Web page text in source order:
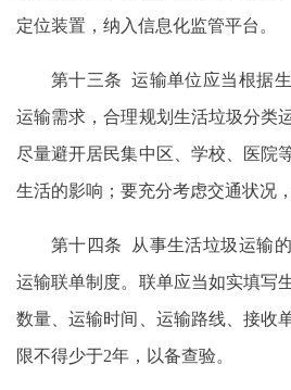
定位装置，纳入信息化监管平台。
第十三条 运输单位应当根据
运输需求，合理规划生活垃圾分类
尽量避开居民集中区、学校、医院
生活的影响；要充分考虑交通状况
第十四条 从事生活垃圾运输
运输联单制度。联单应当如实填写
数量、运输时间、运输路线、接收
限不得少于2年，以备查验。